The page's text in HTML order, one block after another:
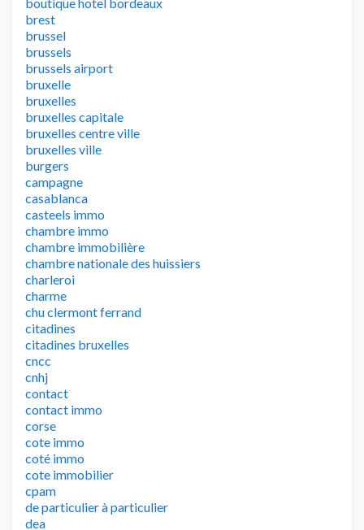
brest
brussel
brussels
brussels airport
bruxelle
bruxelles
bruxelles capitale
bruxelles centre ville
bruxelles ville
burgers
campagne
casablanca
casteels immo
chambre immo
chambre immobilière
chambre nationale des huissiers
charleroi
charme
chu clermont ferrand
citadines
citadines bruxelles
cncc
cnhj
contact
contact immo
corse
cote immo
coté immo
cote immobilier
cpam
de particulier à particulier
dea